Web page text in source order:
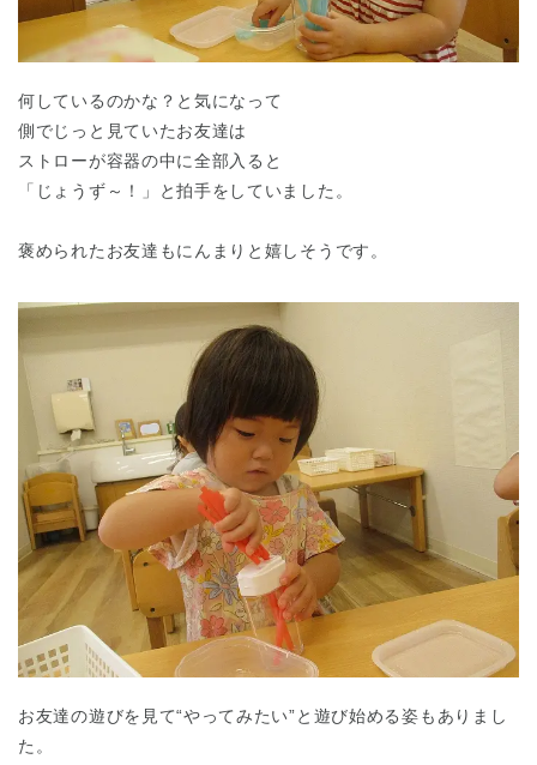
兵庫県
何しているのかな？と気になって
側でじっと見ていたお友達は
ストローが容器の中に全部入ると
「じょうず～！」と拍手をしていました。
褒められたお友達もにんまりと嬉しそうです。
お友達の遊びを見て“やってみたい”と遊び始める姿もありまし
た。